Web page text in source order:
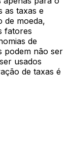
as taxas e
de moeda,
fatores
de
podem não ser
usados
de taxas é